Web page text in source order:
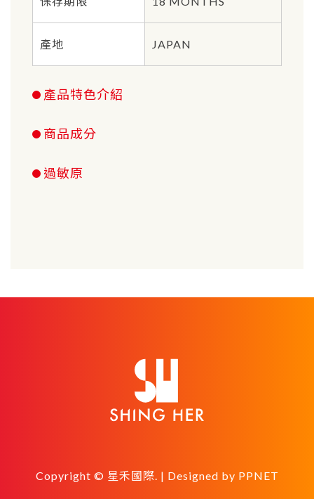
產地 JAPAN
產品特色介紹
商品成分
過敏原
Copyright © 星禾國際. | Designed by PPNET